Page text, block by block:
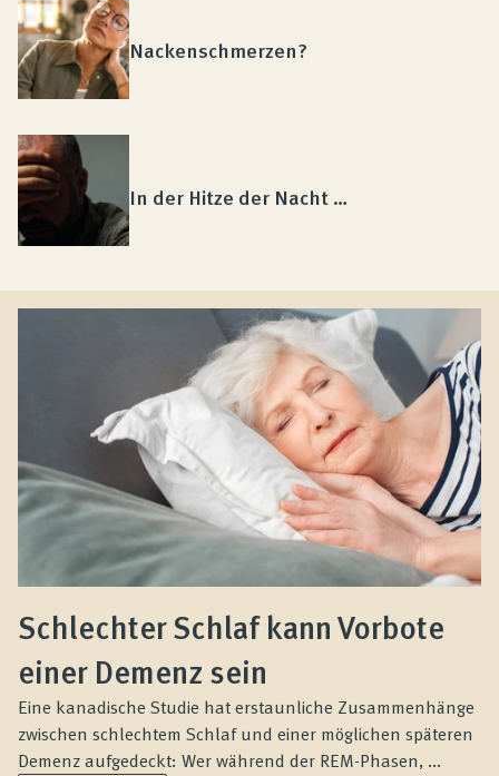
Nackenschmerzen?
In der Hitze der Nacht …
Schlechter Schlaf kann Vorbote
einer Demenz sein
Eine kanadische Studie hat erstaunliche Zusammenhänge
zwischen schlechtem Schlaf und einer möglichen späteren
Demenz aufgedeckt: Wer während der REM-Phasen, ...